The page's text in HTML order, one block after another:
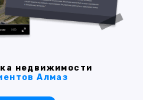
недвижимости
Алмаз